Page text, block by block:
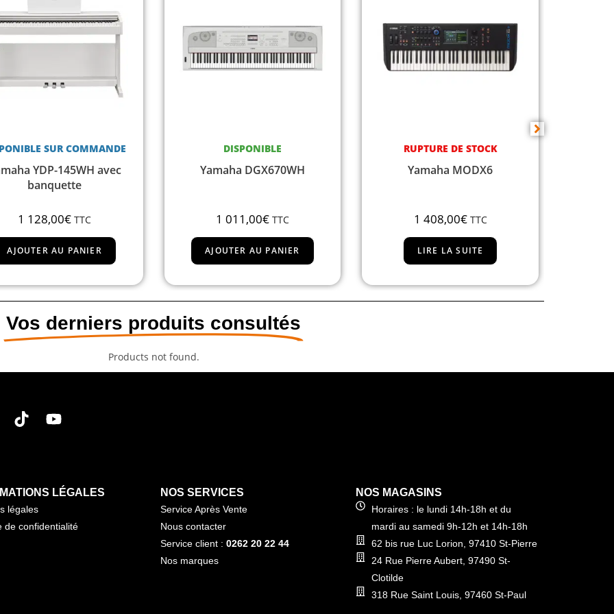
DISPONIBLE
Yamaha DGX670WH
1 011,00€
AJOUTER AU PANIER
RUPTURE DE STOCK
Yamaha MODX6
1 408,00€
LIRE LA SUITE
RUPTURE DE STOCK
Yamaha MODX7
1 728,00€
LIRE LA SUITE
Vos derniers produits consultés
Products not found.
LÉGALES
légales
de confidentialité
NOS SERVICES
Service Après Vente
Nous contacter
Service client : 0262 20 22 44
Nos marques
NOS MAGASINS
Horaires : le lundi 14h-18h et du
mardi au samedi 9h-12h et 14h-18h
62 bis rue Luc Lorion, 97410 St-Pierre
24 Rue Pierre Aubert, 97490 St-
Clotilde
318 Rue Saint Louis, 97460 St-Paul